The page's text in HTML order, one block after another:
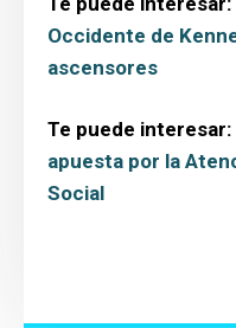
Occidente de
ascensores
Te puede interesar:
apuesta por la
Social